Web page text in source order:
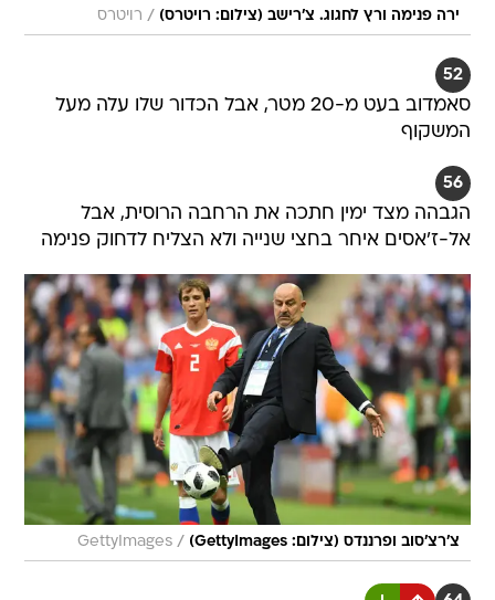
ירה פנימה ורץ לחגוג. צ'רישב (צילום: רויטרס) / רויטרס
52
סאמדוב בעט מ-20 מטר, אבל הכדור שלו עלה מעל
המשקוף
56
הגבהה מצד ימין חתכה את הרחבה הרוסית, אבל
אל-ז'אסים איחר בחצי שנייה ולא הצליח לדחוק פנימה
צ'רצ'סוב ופרננדס (צילום: GettyImages) /
GettyImages